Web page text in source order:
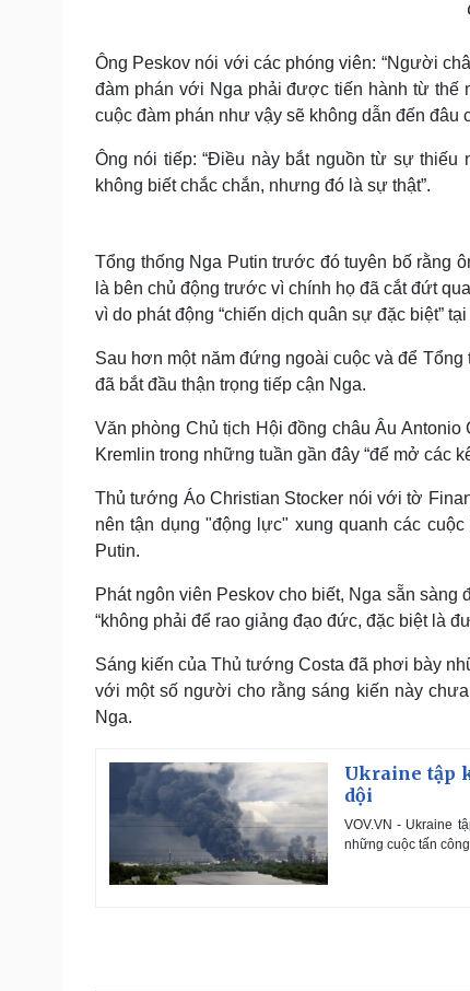
Ông Peskov nói với các phóng viên: “Người
đàm phán với Nga phải được tiến hành từ thế
cuộc đàm phán như vậy sẽ không dẫn đến đâu
Ông nói tiếp: “Điều này bắt nguồn từ sự
không biết chắc chắn, nhưng đó là sự thật”.
Tổng thống Nga Putin trước đó tuyên bố rằng
là bên chủ động trước vì chính họ đã cắt đứt
vì do phát động “chiến dịch quân sự đặc biệt”
Sau hơn một năm đứng ngoài cuộc và để
đã bắt đầu thận trọng tiếp cận Nga.
Văn phòng Chủ tịch Hội đồng châu Âu
Kremlin trong những tuần gần đây “để mở các
Thủ tướng Áo Christian Stocker nói với tờ
nên tận dụng "động lực" xung quanh các
Putin.
Phát ngôn viên Peskov cho biết, Nga sẵn
“không phải để rao giảng đạo đức, đặc biệt là
Sáng kiến ​​của Thủ tướng Costa đã phơi bày
với một số người cho rằng sáng kiến ​​này
Nga.
Ukraine tập
dội
VOV.VN - Ukraine
những cuộc tấn